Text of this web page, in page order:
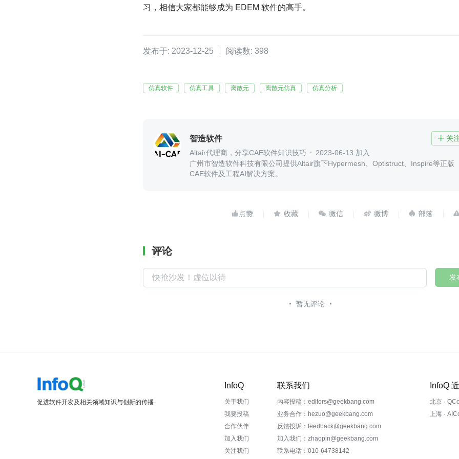
习，相信大家都能够成为 EDEM 软件的高手。
发布于: 2023-12-25 阅读数: 398
仿真软件 仿真工具 离散元 离散元仿真 仿真分析
智造软件  关
Altair代理商，分享CAE软件知识技巧
2023-06-13 加入
广州市智造软件科技有限公司提供Altair旗下Hypermesh、Optistruct、Inspire等正版
CAE软件及工程AI解决方案。
    
评论
发
暂无评论
促进软件开发及相关领域知识与创新的传播
InfoQ
关于我们
我要投稿
合作伙伴
加入我们
关注我们
联系我们
内容投稿：editors@geekbang.com
业务合作：hezuo@geekbang.com
反馈投诉：feedback@geekbang.com
加入我们：zhaopin@geekbang.com
联系电话：010-64738142
InfoQ
北京 ·
上海 ·